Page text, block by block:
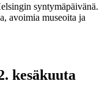
syntymäpäivänä.
avoimia museoita ja
kesäkuuta